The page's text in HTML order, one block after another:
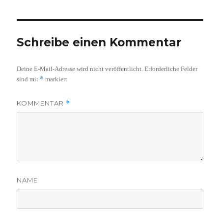
Schreibe einen Kommentar
Deine E-Mail-Adresse wird nicht veröffentlicht. Erforderliche Felder
sind mit * markiert
KOMMENTAR *
NAME